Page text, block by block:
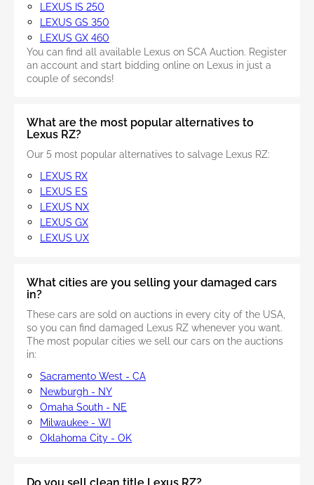
LEXUS IS 250
LEXUS GS 350
LEXUS GX 460
You can find all available Lexus on SCA Auction. Register
an account and start bidding online on Lexus in just a
couple of seconds!
What are the most popular alternatives to
Lexus RZ?
Our 5 most popular alternatives to salvage Lexus RZ:
LEXUS RX
LEXUS ES
LEXUS NX
LEXUS GX
LEXUS UX
What cities are you selling your damaged cars
in?
These cars are sold on auctions in every city of the USA,
so you can find damaged Lexus RZ whenever you want.
The most popular cities we sell our cars on the auctions
in:
Sacramento West - CA
Newburgh - NY
Omaha South - NE
Milwaukee - WI
Oklahoma City - OK